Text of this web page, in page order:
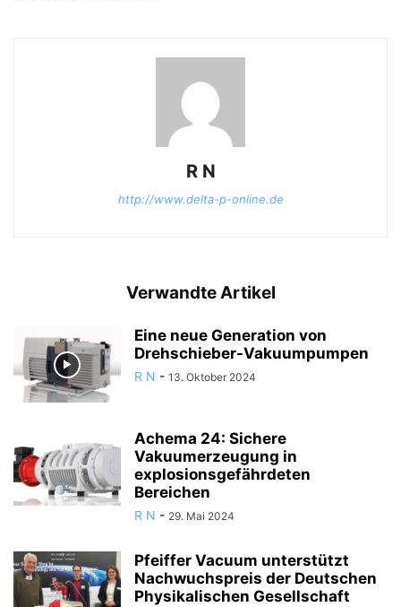
R N
http://www.delta-p-online.de
Verwandte Artikel
Eine neue Generation von
Drehschieber-Vakuumpumpen
R N - 13. Oktober 2024
Achema 24: Sichere
Vakuumerzeugung in
explosionsgefährdeten
Bereichen
R N - 29. Mai 2024
Pfeiffer Vacuum unterstützt
Nachwuchspreis der Deutschen
Physikalischen Gesellschaft